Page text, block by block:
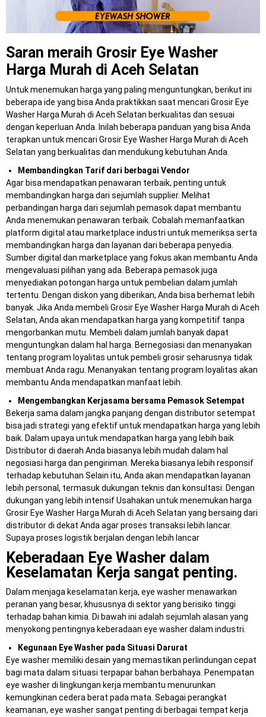
Saran meraih Grosir Eye Washer
Harga Murah di Aceh Selatan
Untuk menemukan harga yang paling menguntungkan, berikut ini
beberapa ide yang bisa Anda praktikkan saat mencari Grosir Eye
Washer Harga Murah di Aceh Selatan berkualitas dan sesuai
dengan keperluan Anda. Inilah beberapa panduan yang bisa Anda
terapkan untuk mencari Grosir Eye Washer Harga Murah di Aceh
Selatan yang berkualitas dan mendukung kebutuhan Anda.
Membandingkan Tarif dari berbagai Vendor
Agar bisa mendapatkan penawaran terbaik, penting untuk
membandingkan harga dari sejumlah supplier. Melihat
perbandingan harga dari sejumlah pemasok dapat membantu
Anda menemukan penawaran terbaik. Cobalah memanfaatkan
platform digital atau marketplace industri untuk memeriksa serta
membandingkan harga dan layanan dari beberapa penyedia.
Sumber digital dan marketplace yang fokus akan membantu Anda
mengevaluasi pilihan yang ada. Beberapa pemasok juga
menyediakan potongan harga untuk pembelian dalam jumlah
tertentu. Dengan diskon yang diberikan, Anda bisa berhemat lebih
banyak. Jika Anda membeli Grosir Eye Washer Harga Murah di Aceh
Selatan, Anda akan mendapatkan harga yang kompetitif tanpa
mengorbankan mutu. Membeli dalam jumlah banyak dapat
menguntungkan dalam hal harga. Bernegosiasi dan menanyakan
tentang program loyalitas untuk pembeli grosir seharusnya tidak
membuat Anda ragu. Menanyakan tentang program loyalitas akan
membantu Anda mendapatkan manfaat lebih.
Mengembangkan Kerjasama bersama Pemasok Setempat
Bekerja sama dalam jangka panjang dengan distributor setempat
bisa jadi strategi yang efektif untuk mendapatkan harga yang lebih
baik. Dalam upaya untuk mendapatkan harga yang lebih baik
Distributor di daerah Anda biasanya lebih mudah dalam hal
negosiasi harga dan pengiriman. Mereka biasanya lebih responsif
terhadap kebutuhan Selain itu, Anda akan mendapatkan layanan
lebih personal, termasuk dukungan teknis dan konsultasi. Dengan
dukungan yang lebih intensif Usahakan untuk menemukan harga
Grosir Eye Washer Harga Murah di Aceh Selatan yang bersaing dari
distributor di dekat Anda agar proses transaksi lebih lancar.
Supaya proses logistik berjalan dengan lebih lancar
Keberadaan Eye Washer dalam
Keselamatan Kerja sangat penting.
Dalam menjaga keselamatan kerja, eye washer menawarkan
peranan yang besar, khususnya di sektor yang berisiko tinggi
terhadap bahan kimia. Di bawah ini adalah sejumlah alasan yang
menyokong pentingnya keberadaan eye washer dalam industri.
Kegunaan Eye Washer pada Situasi Darurat
Eye washer memiliki desain yang memastikan perlindungan cepat
bagi mata dalam situasi terpapar bahan berbahaya. Penempatan
eye washer di lingkungan kerja membantu menurunkan
kemungkinan cedera berat pada mata. Sebagai perangkat
keamanan, eye washer sangat penting di berbagai tempat kerja